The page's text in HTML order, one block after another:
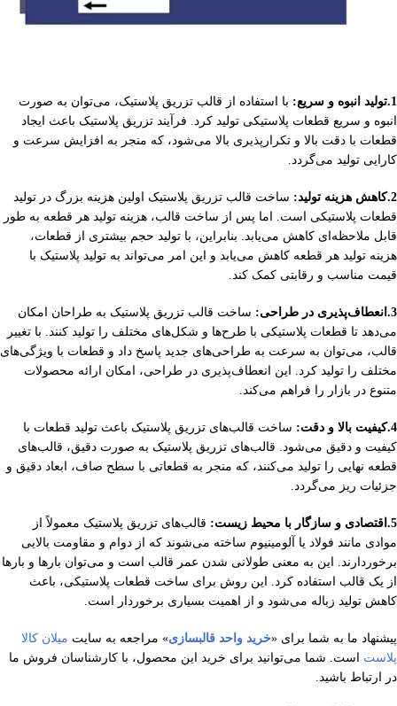
1.تولید انبوه و سریع:
با استفاده از قالب تزریق پلاستیک، می‌توان به صورت
انبوه و سریع قطعات پلاستیکی تولید کرد. فرآیند تزریق پلاستیک باعث ایجاد
قطعات با دقت بالا و تکرارپذیری بالا می‌شود، که منجر به افزایش سرعت و
کارایی تولید می‌گردد.
2.کاهش هزینه تولید:
ساخت قالب تزریق پلاستیک اولین هزینه بزرگ در تولید
قطعات پلاستیکی است. اما پس از ساخت قالب، هزینه تولید هر قطعه به طور
قابل ملاحظه‌ای کاهش می‌یابد. بنابراین، با تولید حجم بیشتری از قطعات،
هزینه تولید هر قطعه کاهش می‌یابد و این امر می‌تواند به تولید پلاستیک با
قیمت مناسب و رقابتی کمک کند.
3.انعطاف‌پذیری در طراحی:
ساخت قالب تزریق پلاستیک به طراحان امکان
می‌دهد تا قطعات پلاستیکی با طرح‌ها و شکل‌های مختلف را تولید کنند. با تغییر
قالب، می‌توان به سرعت به طراحی‌های جدید پاسخ داد و قطعات با ویژگی‌های
مختلف را تولید کرد. این انعطاف‌پذیری در طراحی، امکان ارائه محصولات
متنوع در بازار را فراهم می‌کند.
4.کیفیت بالا و دقت:
ساخت قالب‌های تزریق پلاستیک باعث تولید قطعات با
کیفیت و دقیق می‌شود. قالب‌های تزریق پلاستیک به صورت دقیق، قالب‌های
قطعه نهایی را تولید می‌کنند، که منجر به قطعاتی با سطح صاف، ابعاد دقیق و
جزئیات ریز می‌گردد.
5.اقتصادی و سازگار با محیط زیست:
قالب‌های تزریق پلاستیک معمولاً از
موادی مانند فولاد یا آلومینیوم ساخته می‌شوند که از دوام و مقاومت بالایی
برخوردارند. این به معنی طولانی شدن عمر قالب است و می‌توان بارها و بارها
از یک قالب استفاده کرد. این روش برای ساخت قطعات پلاستیکی، باعث
کاهش تولید زباله می‌شود و از اهمیت بسیاری برخوردار است.
پیشنهاد ما به شما برای «خرید واحد قالبسازی» مراجعه به سایت میلان کالا
پلاست است. شما می‌توانید برای خرید این محصول، با کارشناسان فروش ما
در ارتباط باشید.